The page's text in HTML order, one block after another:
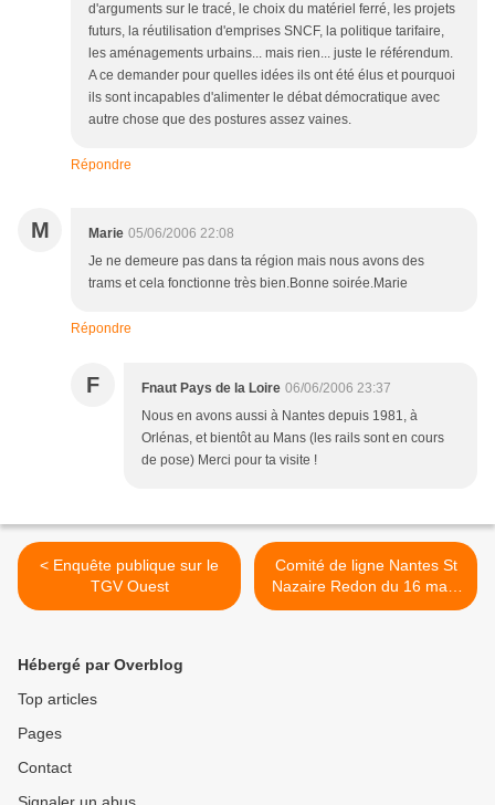
d'arguments sur le tracé, le choix du matériel ferré, les projets
futurs, la réutilisation d'emprises SNCF, la politique tarifaire,
les aménagements urbains... mais rien... juste le référendum.
A ce demander pour quelles idées ils ont été élus et pourquoi
ils sont incapables d'alimenter le débat démocratique avec
autre chose que des postures assez vaines.
Répondre
M Marie 05/06/2006 22:08
Je ne demeure pas dans ta région mais nous avons des
trams et cela fonctionne très bien.Bonne soirée.Marie
Répondre
F Fnaut Pays de la Loire 06/06/2006 23:37
Nous en avons aussi à Nantes depuis 1981, à
Orlénas, et bientôt au Mans (les rails sont en cours
de pose) Merci pour ta visite !
< Enquête publique sur le
TGV Ouest
Comité de ligne Nantes St
Nazaire Redon du 16 mai :
premier bilan et réactions à
Hébergé par Overblog
Top articles
Pages
Contact